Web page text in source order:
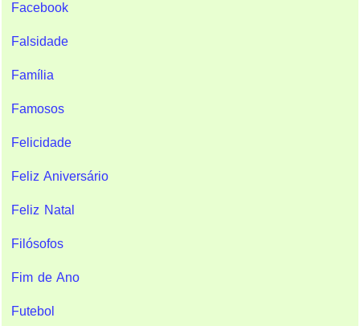
Facebook
Falsidade
Família
Famosos
Felicidade
Feliz Aniversário
Feliz Natal
Filósofos
Fim de Ano
Futebol